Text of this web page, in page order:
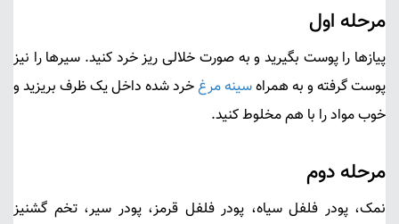
مرحله اول
پیازها را پوست بگیرید و به صورت خلالی ریز خرد کنید. سیرها را نیز
پوست گرفته و به همراهسینه مرغخرد شده داخل یک ظرف بریزید و
خوب مواد را با هم مخلوط کنید.
مرحله دوم
نمک، پودر فلفل سیاه، پودر فلفل قرمز، پودر سیر، تخم گشنیز